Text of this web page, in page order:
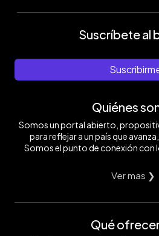
Suscríbete al
Quiénes
Somos un portal abierto,
para reflejar a un país que
Somos el punto de conexión con
Ver mas ❯
Qué